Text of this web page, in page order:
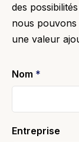
des
nous pouvons
une valeur
Nom *
Entreprise